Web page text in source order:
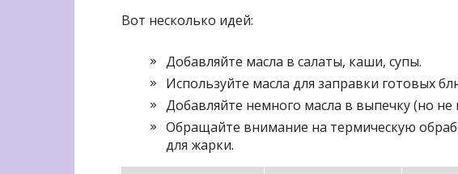
Вот несколько идей:
Добавляйте масла в салаты, каши, супы.
Используйте масла для заправки готовых
Добавляйте немного масла в выпечку (но не
Обращайте внимание на термическую
для жарки.